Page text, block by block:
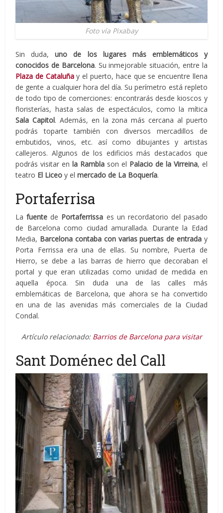
Foto vía Pixabay
Sin duda,uno de los lugares
más emblemáticos y
conocidos de Barcelona. Su inmejorable situación, entre la
Plaza de Cataluñay el puerto, hace que se encuentre llena
de gente a cualquier hora del día. Su perímetro está repleto
de todo tipo de comerciones: encontrarás desde kioscos y
floristerías, hasta salas de espectáculos, como la mítica
Sala Capitol. Además, en la zona más cercana al puerto
podrás toparte también con diversos mercadillos de
embutidos, vinos, etc. así como dibujantes y artistas
callejeros. Algunos de los edificios más destacados que
podrás visitar enla Rambla son el Palacio de la Virreina, el
teatro El Liceo y elmercado de La Boquería.
Portaferrisa
Lafuente de Portaferrissa es un recordatorio del pasado
de Barcelona como ciudad amurallada. Durante la Edad
Media, Barcelona contaba con varias puertas de entraday
Porta Ferrissa era una de ellas. Su nombre, Puerta de
Hierro, se debe a las barras de hierro que decoraban el
portal y que eran utilizadas como unidad de medida en
aquella época. Sin duda una de las calles más
emblemáticas de Barcelona, que ahora se ha convertido
en una de las avenidas más comerciales de la Ciudad
Condal.
Artículo relacionado: Barrios de Barcelona para visitar
Sant Doménec del Call